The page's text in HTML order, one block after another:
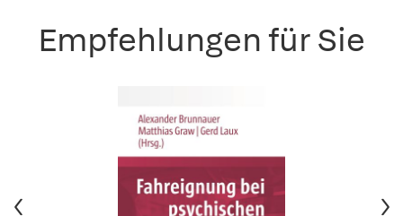
Empfehlungen für Sie